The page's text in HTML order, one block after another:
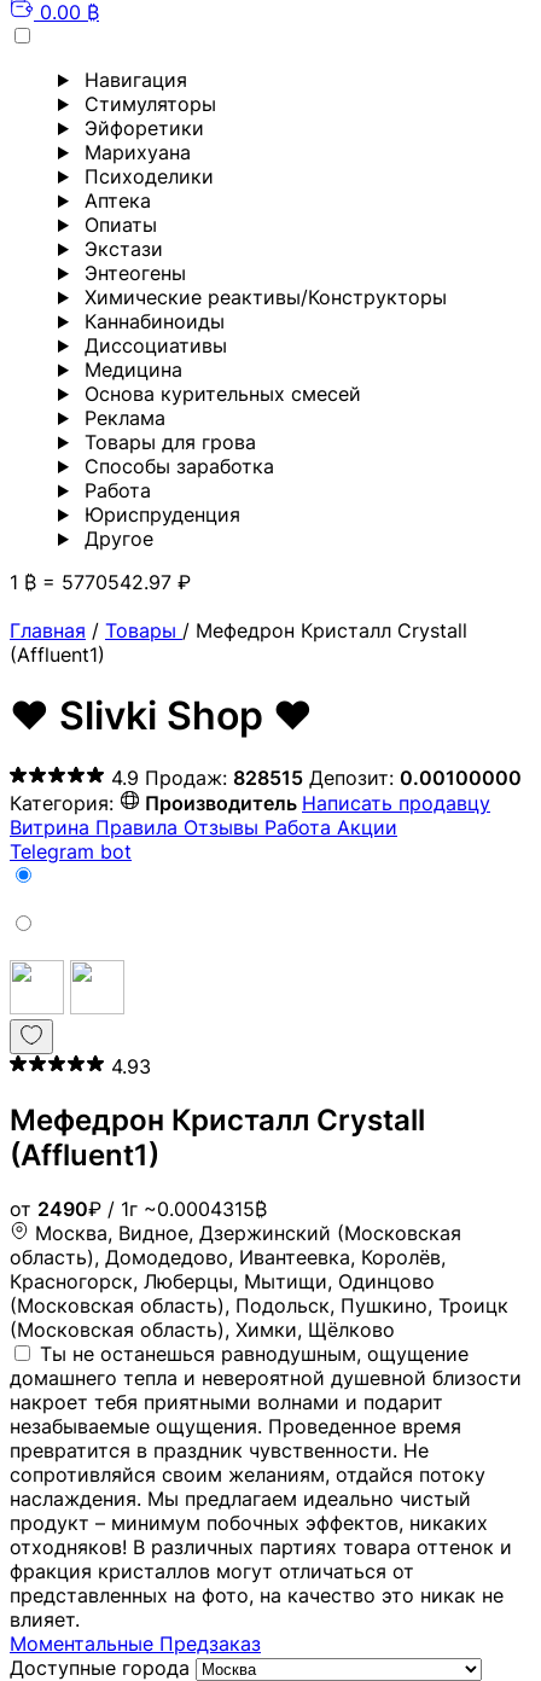
0.00 ₿
Навигация
Стимуляторы
Эйфоретики
Марихуана
Психоделики
Аптека
Опиаты
Экстази
Энтеогены
Химические реактивы/Конструкторы
Каннабиноиды
Диссоциативы
Медицина
Основа курительных смесей
Реклама
Товары для грова
Способы заработка
Работа
Юриспруденция
Другoе
1 ₿ = 5770542.97 ₽
Главная / Товары / Мефедрон Кристалл Crystall
(Affluent1)
❤️ Slivki Shop ❤️
4.9 Продаж: 828515 Депозит: 0.00100000
Категория:
Производитель Написать продавцу
Витрина Правила Отзывы Работа Акции
Telegram bot
4.93
Мефедрон Кристалл Crystall
(Affluent1)
от 2490₽ / 1г ~0.0004315₿
Москва, Видное, Дзержинский (Московская
область), Домодедово, Ивантеевка, Королёв,
Красногорск, Люберцы, Мытищи, Одинцово
(Московская область), Подольск, Пушкино, Троицк
(Московская область), Химки, Щёлково
Ты не останешься равнодушным, ощущение
домашнего тепла и невероятной душевной близости
накроет тебя приятными волнами и подарит
незабываемые ощущения. Проведенное время
превратится в праздник чувственности. Не
сопротивляйся своим желаниям, отдайся потоку
наслаждения. Мы предлагаем идеально чистый
продукт – минимум побочных эффектов, никаких
отходняков! В различных партиях товара оттенок и
фракция кристаллов могут отличаться от
представленных на фото, на качество это никак не
влияет.
Моментальные Предзаказ
Доступные города